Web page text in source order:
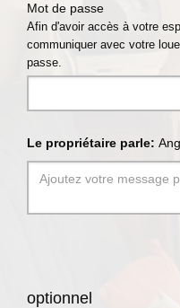
Mot de passe
Afin d'avoir accès à votre
communiquer avec votre
passe.
Le propriétaire parle:
optionnel